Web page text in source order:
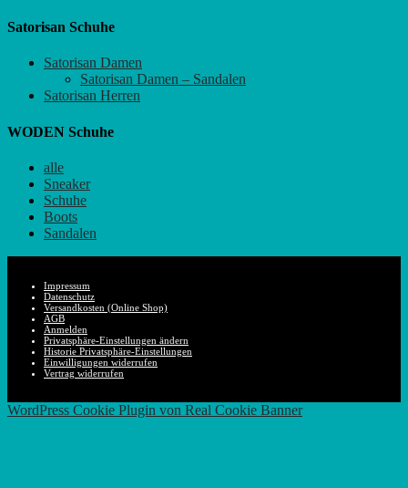
Satorisan Schuhe
Satorisan Damen
Satorisan Damen – Sandalen
Satorisan Herren
WODEN Schuhe
alle
Sneaker
Schuhe
Boots
Sandalen
Impressum
Datenschutz
Versandkosten (Online Shop)
AGB
Anmelden
Privatsphäre-Einstellungen ändern
Historie Privatsphäre-Einstellungen
Einwilligungen widerrufen
Vertrag widerrufen
Nach
WordPress Cookie Plugin von Real Cookie Banner